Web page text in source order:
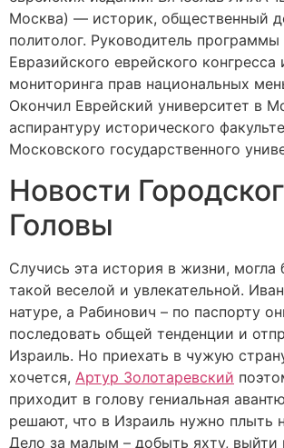
Москва) — историк, общественный
политолог. Руководитель программы
Евразийского еврейского конгресса
мониторинга прав национальных
Окончил Еврейский университет в
аспирантуру исторического
Московского государственного
Новости
Головы
Случись эта история в жизни, могла
такой веселой и увлекательной.
натуре, а Рабинович – по паспорту
последовать общей тенденции и
Израиль. Но приехать в чужую
хочется, Артур Золотаревский
приходит в голову гениальная
решают, что в Израиль нужно плыть
Дело за малым – добыть яхту, выйти